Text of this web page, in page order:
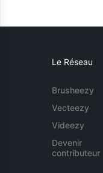
Le Réseau
Brusheezy
Vecteezy
Videezy
Devenir
contributeur